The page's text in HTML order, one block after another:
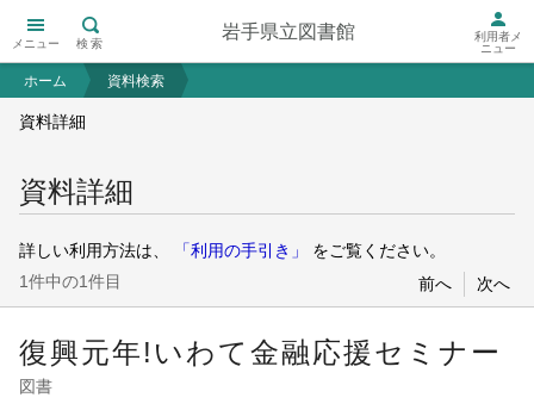
岩手県立図書館
メニュー 検索
利用者メ
ニュー
ホーム 資料検索
資料詳細
資料詳細
詳しい利用方法は、 「利用の手引き」
をご覧ください。
1件中の1件目
前へ 次へ
復興元年!いわて金融応援セミナー
図書